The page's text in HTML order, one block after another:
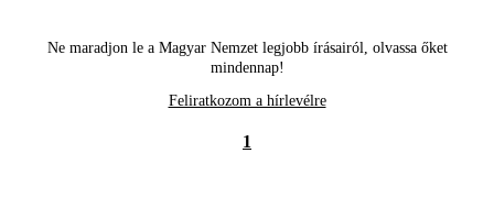
Ne maradjon le a Magyar Nemzet legjobb írásairól, olvassa őket
mindennap!
Feliratkozom a hírlevélre
1